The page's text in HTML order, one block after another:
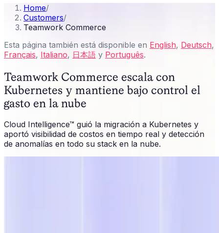
Home/
Customers/
Teamwork Commerce
Esta página también está disponible en English, Deutsch,
Français, Italiano, 日本語 y Português.
Teamwork Commerce escala con
Kubernetes y mantiene bajo control el
gasto en la nube
Cloud Intelligence™ guió la migración a Kubernetes y
aportó visibilidad de costos en tiempo real y detección
de anomalías en todo su stack en la nube.